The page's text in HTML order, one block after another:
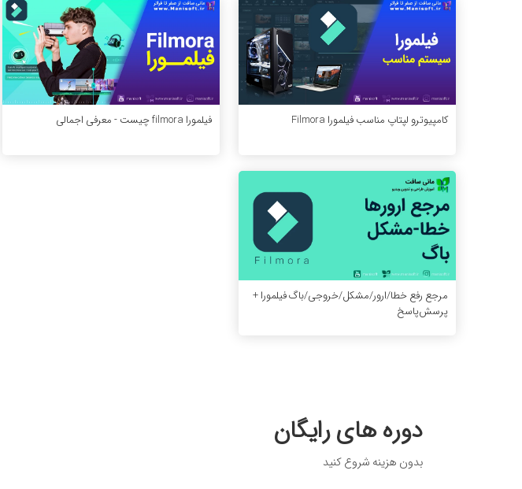
کامپیوترو لپتاپ مناسب فیلمورا Filmora فیلمورا filmora چیست - معرفی اجمالی
مرجع رفع خطا/ارور/مشکل/خروجی/باگ فیلمورا +
پرسش‌پاسخ
دوره های رایگان
بدون هزینه شروع کنید